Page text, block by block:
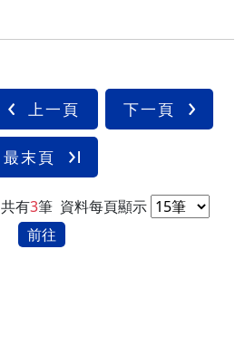
上一頁 下一頁
最末頁
共有3筆 資料每頁顯示
前往